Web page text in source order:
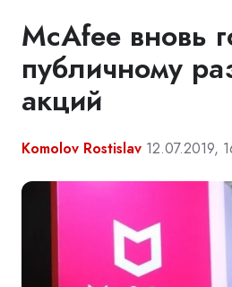
McAfee вновь
публичному
акций
Komolov Rostislav 12.07.2019,